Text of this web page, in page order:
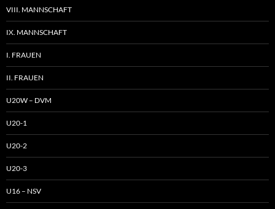
VIII. MANNSCHAFT
IX. MANNSCHAFT
I. FRAUEN
II. FRAUEN
U20W – DVM
U20-1
U20-2
U20-3
U16 – NSV